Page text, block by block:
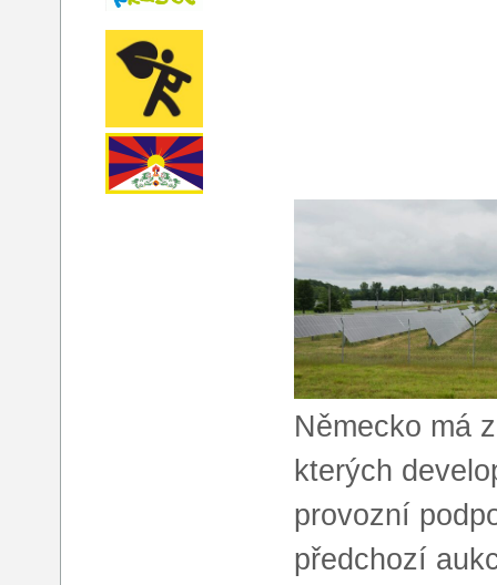
Německo má
kterých
provozní
předchozí